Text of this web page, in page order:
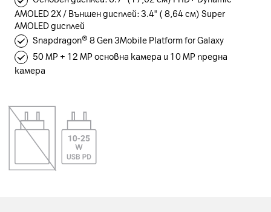
AMOLED 2X / Външен дисплей: 3.4" ( 8,64 см) Super
AMOLED дисплей
Snapdragon® 8 Gen 3Mobile Platform for Galaxy
50 MP + 12 MP основна камера и 10 MP предна
камера